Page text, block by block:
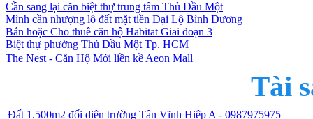
Cần sang lại căn biệt thự trung tâm Thủ Dầu Một
Mình cần nhượng lô đất mặt tiền Đại Lộ Bình Dương
Bán hoặc Cho thuê căn hộ Habitat Giai đoạn 3
Biệt thự phường Thủ Dầu Một Tp. HCM
The Nest - Căn Hộ Mới liền kề Aeon Mall
Tài
Đất 1.500m2 đối diện trường Tân Vĩnh Hiệp A - 0987975975